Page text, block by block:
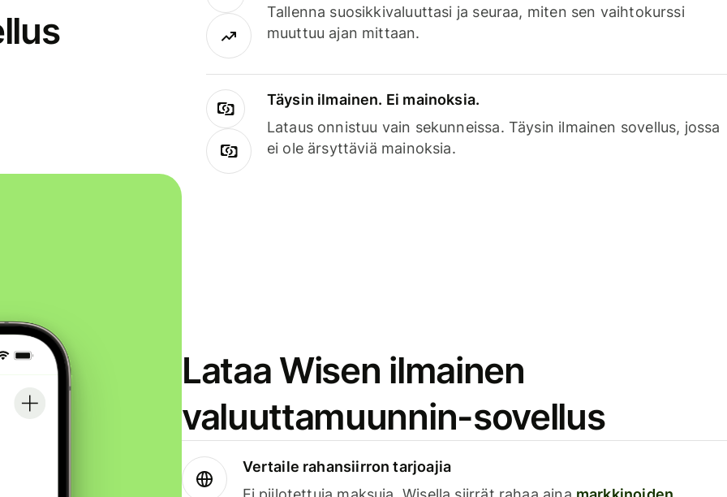
Tallenna suosikkivaluuttasi ja seuraa, miten sen vaihtokurssi
muuttuu ajan mittaan.
Täysin ilmainen. Ei mainoksia.
Lataus onnistuu vain sekunneissa. Täysin ilmainen sovellus, jossa
ei ole ärsyttäviä mainoksia.
Lataa Wisen ilmainen
valuuttamuunnin-sovellus
Vertaile rahansiirron tarjoajia